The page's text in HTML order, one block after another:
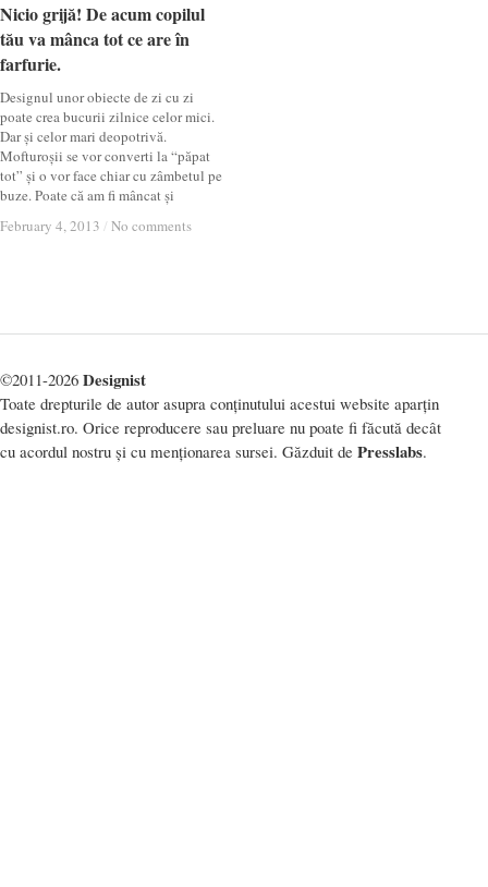
Nicio grijă! De acum copilul
tău va mânca tot ce are în
farfurie.
Designul unor obiecte de zi cu zi
poate crea bucurii zilnice celor mici.
Dar și celor mari deopotrivă.
Mofturoșii se vor converti la “păpat
tot” și o vor face chiar cu zâmbetul pe
buze. Poate că am fi mâncat și
February 4, 2013 / No comments
Nicio grijă! De acum copilul
tău va mânca tot ce are în
farfurie.
February 4, 2013 / No comments
©2011-2026 Designist
Toate drepturile de autor asupra conținutului acestui website aparțin
designist.ro. Orice reproducere sau preluare nu poate fi făcută decât
cu acordul nostru și cu menționarea sursei. Găzduit de Presslabs.